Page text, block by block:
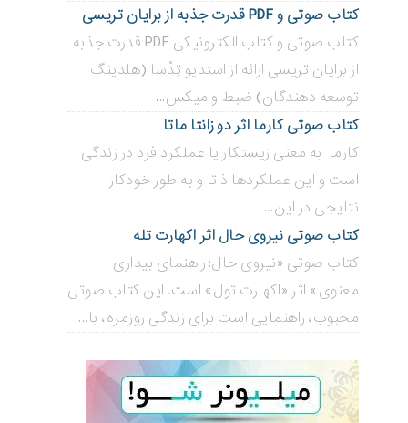
کتاب صوتی و PDF قدرت جذبه از برایان تریسی
کتاب صوتی و کتاب الکترونیکی PDF قدرت جذبه
از برایان تریسی ارائه از استدیو تِدْسا (هلدینگ
توسعه دهندگان) ضبط و میکس...
کتاب صوتی کارما اثر دو زانتا ماتا
کارما به معنی زیستکار یا عملکرد فرد در زندگی
است و این عملکردها ذاتا و به طور خودکار
نتایجی در این...
کتاب صوتی نیروی حال اثر اکهارت تله
کتاب صوتی «نیروی حال: راهنمای بیداری
معنوی» اثر «اکهارت تول» است. این کتاب صوتی
محبوب، راهنمایی است برای زندگی روزمره، با...